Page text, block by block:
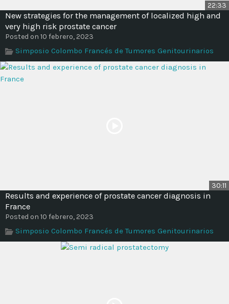
22:33
New strategies for the management of localized high and
very high risk prostate cancer
Posted on 10 febrero, 2023
Simposio Colombo Francés de Tumores Genitourinarios
30:11
Results and experience of prostate cancer diagnosis in
France
Posted on 10 febrero, 2023
Simposio Colombo Francés de Tumores Genitourinarios